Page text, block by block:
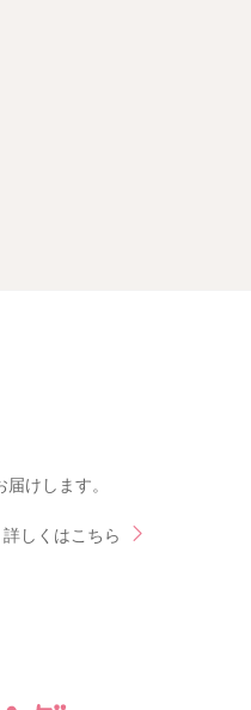
けします。
詳しくはこちら